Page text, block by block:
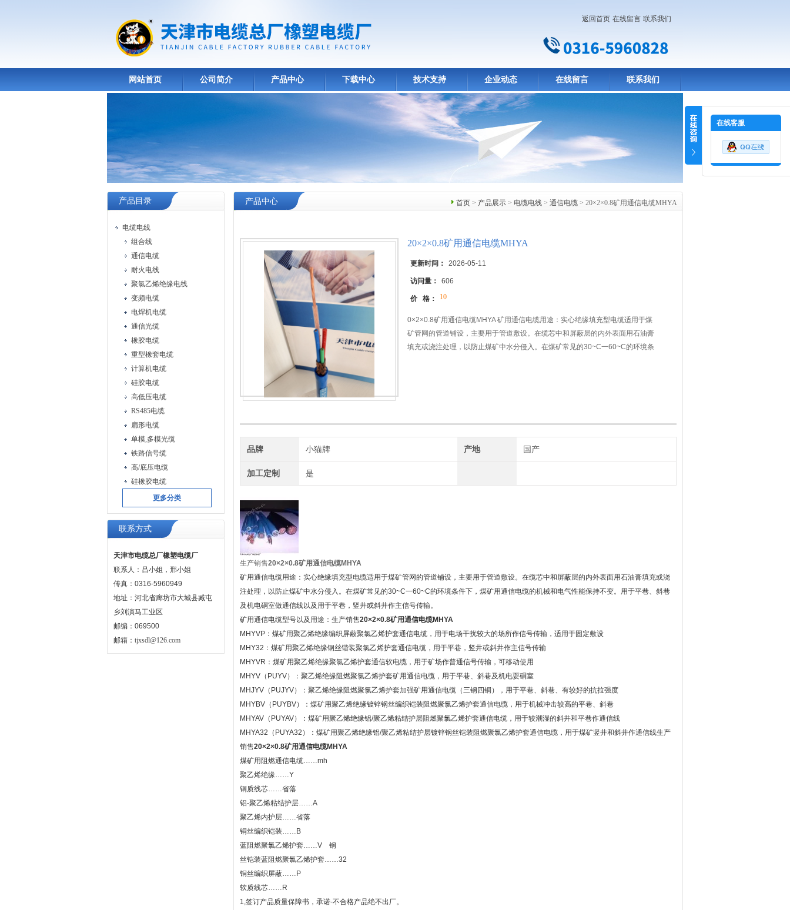
返回首页 在线留言 联系我们
网站首页 公司简介 产品中心 下载中心 技术支持 企业动态 在线留言 联系我们
产品目录
电缆电线
组合线
通信电缆
耐火电线
聚氯乙烯绝缘电线
变频电缆
电焊机电缆
通信光缆
橡胶电缆
重型橡套电缆
计算机电缆
硅胶电缆
高低压电缆
RS485电缆
扁形电缆
单模,多模光缆
铁路信号缆
高/底压电缆
硅橡胶电缆
更多分类
联系方式
天津市电缆总厂橡塑电缆厂
联系人：吕小姐，邢小姐
传真：0316-5960949
地址：河北省廊坊市大城县臧屯
乡刘演马工业区
邮编：069500
邮箱： tjxsdl@126.com
首页 > 产品展示 > 电缆电线 > 通信电缆 > 20×2×0.8矿用通信电缆MHYA
产品中心
20×2×0.8矿用通信电缆MHYA
更新时间： 2026-05-11
访问量： 606
价 格： 10
0×2×0.8矿用通信电缆MHYA 矿用通信电缆用途：实心绝缘填充型电缆适用于煤
矿管网的管道铺设，主要用于管道敷设。在缆芯中和屏蔽层的内外表面用石油膏
填充或浇注处理，以防止煤矿中水分侵入。在煤矿常见的30~C一60~C的环境条
品牌 小猫牌 产地 国产
加工定制 是
生产销售20×2×0.8矿用通信电缆MHYA
矿用通信电缆用途：实心绝缘填充型电缆适用于煤矿管网的管道铺设，主要用于管道敷设。在缆芯中和屏蔽层的内外表面用石油膏填充或浇
注处理，以防止煤矿中水分侵入。在煤矿常见的30~C一60~C的环境条件下，煤矿用通信电缆的机械和电气性能保持不变。用于平巷、斜巷
及机电硐室做通信线以及用于平巷，竖井或斜井作主信号传输。
矿用通信电缆型号以及用途：生产销售20×2×0.8矿用通信电缆MHYA
MHYVP：煤矿用聚乙烯绝缘编织屏蔽聚氯乙烯护套通信电缆，用于电场干扰较大的场所作信号传输，适用于固定敷设
MHY32：煤矿用聚乙烯绝缘钢丝锴装聚氯乙烯护套通信电缆，用于平巷，竖井或斜井作主信号传输
MHYVR：煤矿用聚乙烯绝缘聚氯乙烯护套通信软电缆，用于矿场作普通信号传输，可移动使用
MHYV（PUYV）：聚乙烯绝缘阻燃聚氯乙烯护套矿用通信电缆，用于平巷、斜巷及机电耍硐室
MHJYV（PUJYV）：聚乙烯绝缘阻燃聚氯乙烯护套加强矿用通信电缆（三钢四铜），用于平巷、斜巷、有较好的抗拉强度
MHYBV（PUYBV）：煤矿用聚乙烯绝缘镀锌钢丝编织铠装阻燃聚氯乙烯护套通信电缆，用于机械冲击较高的平巷、斜巷
MHYAV（PUYAV）：煤矿用聚乙烯绝缘铝/聚乙烯粘结护层阻燃聚氯乙烯护套通信电缆，用于较潮湿的斜井和平巷作通信线
MHYA32（PUYA32）：煤矿用聚乙烯绝缘铝/聚乙烯粘结护层镀锌钢丝铠装阻燃聚氯乙烯护套通信电缆，用于煤矿竖井和斜井作通信线生产
销售20×2×0.8矿用通信电缆MHYA
煤矿用阻燃通信电缆……mh
聚乙烯绝缘……Y
铜质线芯……省落
铝-聚乙烯粘结护层……A
聚乙烯内护层……省落
铜丝编织铠装……B
蓝阻燃聚氯乙烯护套……V 钢
丝铠装蓝阻燃聚氯乙烯护套……32
铜丝编织屏蔽……P
软质线芯……R
1,签订产品质量保障书，承诺-不合格产品绝不出厂。
在线客服